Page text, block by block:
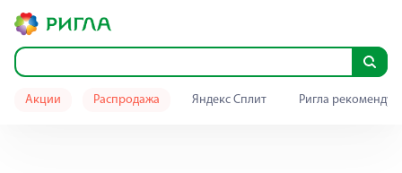
Акции Распродажа Яндекс Сплит Ригла